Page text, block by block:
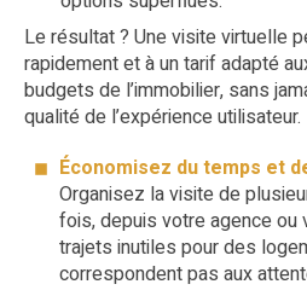
Le résultat ? Une visite virtuelle
rapidement et à un tarif adapté
budgets de l’immobilier, sans
qualité de l’expérience utilisateur.
Économisez du temps et
Organisez la visite de
fois, depuis votre agence ou
trajets inutiles pour des
correspondent pas aux